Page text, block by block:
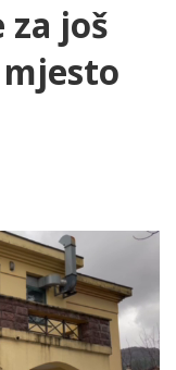
za još